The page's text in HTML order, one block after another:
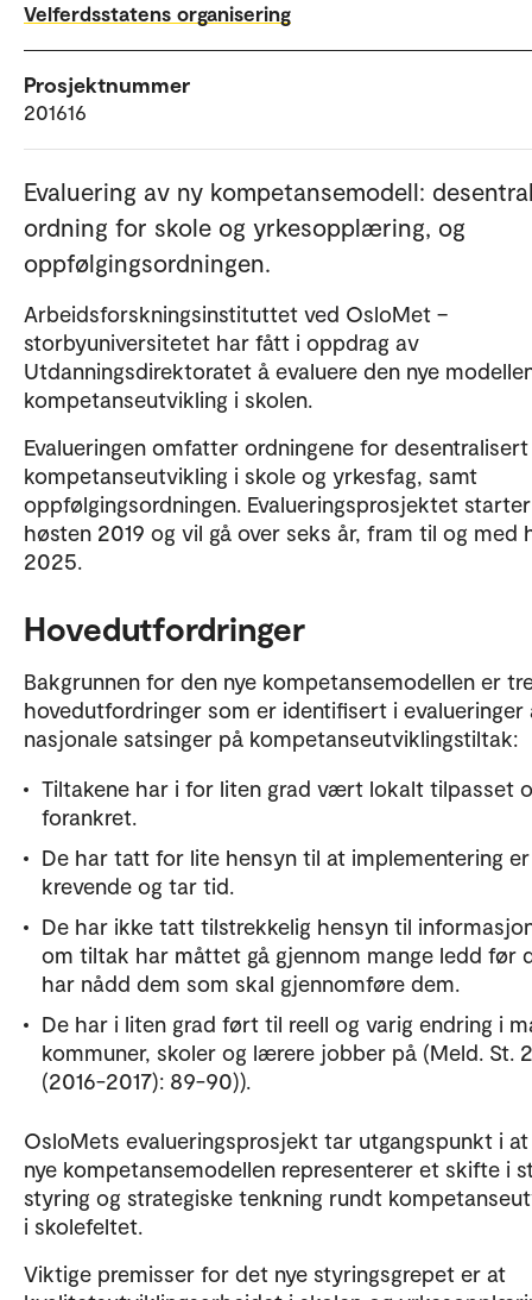
Velferdsstatens organisering
Prosjektnummer
201616
Evaluering av ny kompetansemodell:
ordning for skole og yrkesopplæring, og
oppfølgingsordningen.
Arbeidsforskningsinstituttet ved OsloMet –
storbyuniversitetet har fått i oppdrag av
Utdanningsdirektoratet å evaluere den nye
kompetanseutvikling i skolen.
Evalueringen omfatter ordningene for desentralisert
kompetanseutvikling i skole og yrkesfag, samt
oppfølgingsordningen. Evalueringsprosjektet
høsten 2019 og vil gå over seks år, fram til og med
2025.
Hovedutfordringer
Bakgrunnen for den nye kompetansemodellen er
hovedutfordringer som er identifisert i evalueringer
nasjonale satsinger på kompetanseutviklingstiltak:
Tiltakene har i for liten grad vært lokalt tilpasset
forankret.
De har tatt for lite hensyn til at implementering er
krevende og tar tid.
De har ikke tatt tilstrekkelig hensyn til
om tiltak har måttet gå gjennom mange ledd før
har nådd dem som skal gjennomføre dem.
De har i liten grad ført til reell og varig endring i
kommuner, skoler og lærere jobber på (Meld. St.
(2016-2017): 89-90)).
OsloMets evalueringsprosjekt tar utgangspunkt i
nye kompetansemodellen representerer et skifte i
styring og strategiske tenkning rundt
i skolefeltet.
Viktige premisser for det nye styringsgrepet er at